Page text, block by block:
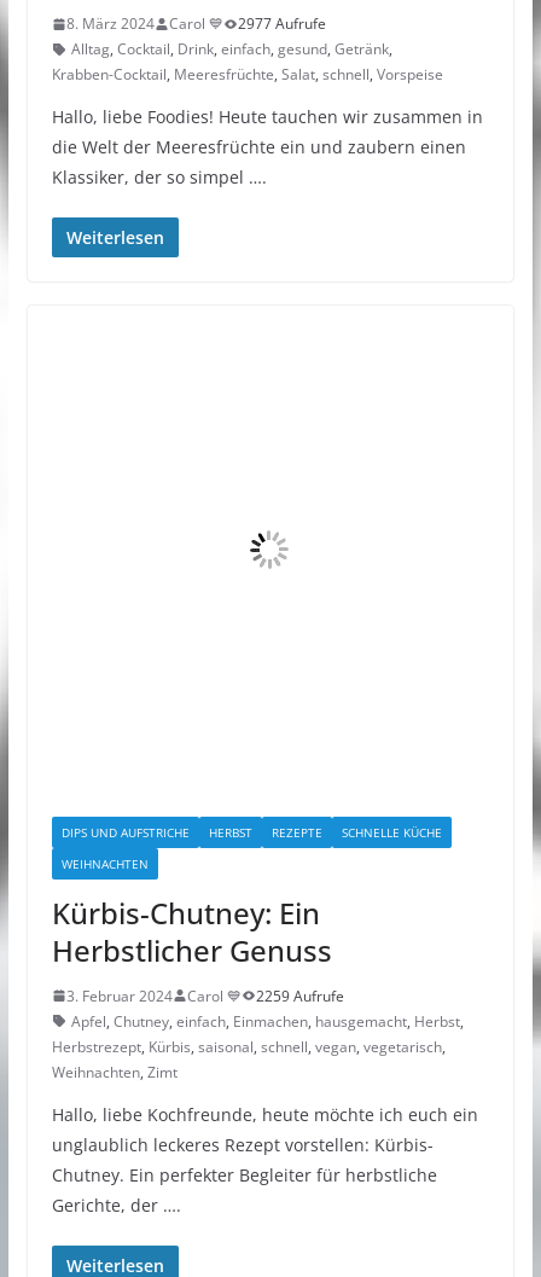
8. März 2024 Carol 💙
2977 Aufrufe
Alltag, Cocktail, Drink, einfach, gesund, Getränk,
Krabben-Cocktail, Meeresfrüchte, Salat, schnell, Vorspeise
Hallo, liebe Foodies! Heute tauchen wir zusammen in
die Welt der Meeresfrüchte ein und zaubern einen
Klassiker, der so simpel ….
Weiterlesen
DIPS UND AUFSTRICHE HERBST REZEPTE
SCHNELLE KÜCHE
WEIHNACHTEN
Kürbis-Chutney: Ein
Herbstlicher Genuss
3. Februar 2024 Carol 💙
2259 Aufrufe
Apfel, Chutney, einfach, Einmachen, hausgemacht, Herbst,
Herbstrezept, Kürbis, saisonal, schnell, vegan, vegetarisch,
Weihnachten, Zimt
Hallo, liebe Kochfreunde, heute möchte ich euch ein
unglaublich leckeres Rezept vorstellen: Kürbis-
Chutney. Ein perfekter Begleiter für herbstliche
Gerichte, der ….
Weiterlesen